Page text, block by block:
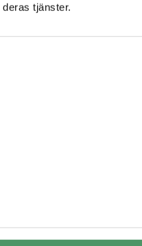
tjänster.